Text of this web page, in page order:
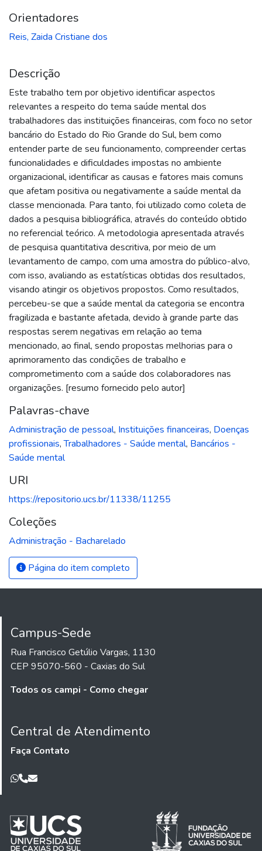
Orientadores
Reis, Zaida Cristiane dos
Descrição
Este trabalho tem por objetivo identificar aspectos
relevantes a respeito do tema saúde mental dos
trabalhadores das instituições financeiras, com foco no setor
bancário do Estado do Rio Grande do Sul, bem como
entender parte de seu funcionamento, compreender certas
funcionalidades e dificuldades impostas no ambiente
organizacional, identificar as causas e fatores mais comuns
que afetam positiva ou negativamente a saúde mental da
classe mencionada. Para tanto, foi utilizado como coleta de
dados a pesquisa bibliográfica, através do conteúdo obtido
no referencial teórico. A metodologia apresentada através
de pesquisa quantitativa descritiva, por meio de um
levantamento de campo, com uma amostra do público-alvo,
com isso, avaliando as estatísticas obtidas dos resultados,
visando atingir os objetivos propostos. Como resultados,
percebeu-se que a saúde mental da categoria se encontra
fragilizada e bastante afetada, devido à grande parte das
respostas serem negativas em relação ao tema
mencionado, ao final, sendo propostas melhorias para o
aprimoramento das condições de trabalho e
comprometimento com a saúde dos colaboradores nas
organizações. [resumo fornecido pelo autor]
Palavras-chave
Administração de pessoal, Instituições financeiras, Doenças
profissionais,Trabalhadores - Saúde mental, Bancários -
Saúde mental
URI
https://repositorio.ucs.br/11338/11255
Coleções
Administração - Bacharelado
Página do item completo
Campus-Sede
Rua Francisco Getúlio Vargas, 1130
CEP 95070-560 - Caxias do Sul
Todos os campi - Como chegar
Central de Atendimento
Faça Contato